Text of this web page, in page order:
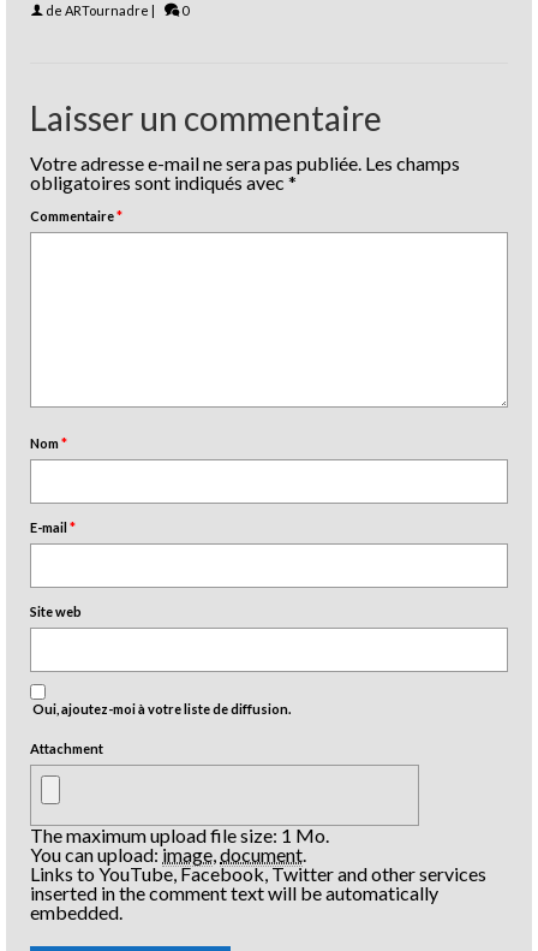
de ARTournadre | 0
Laisser un commentaire
Votre adresse e-mail ne sera pas publiée. Les champs
obligatoires sont indiqués avec *
Commentaire*
Nom*
E-mail*
Site web
Oui, ajoutez-moi à votre liste de diffusion.
Attachment
The maximum upload file size: 1 Mo.
You can upload:image document
Links to YouTube, Facebook, Twitter and other services
inserted in the comment text will be automatically
embedded.